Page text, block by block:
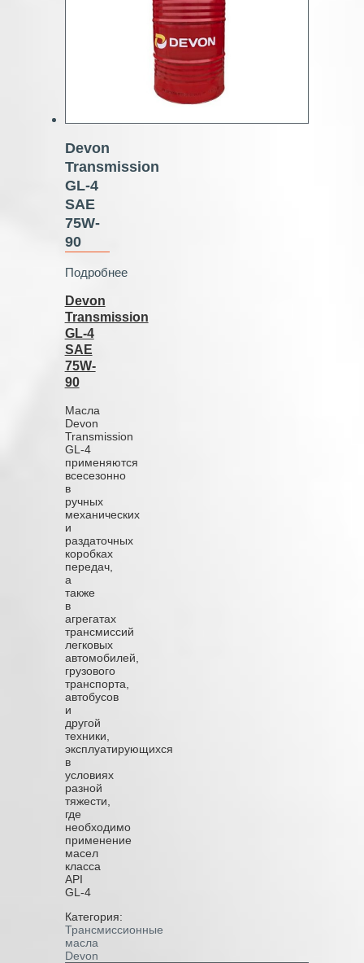
Devon
Transmission
GL-4
SAE
75W-
90
Подробнее
Devon
Transmission
GL-4
SAE
75W-
90
Масла
Devon
Transmission
GL-4
применяются
всесезонно
в
ручных
механических
и
раздаточных
коробках
передач,
а
также
в
агрегатах
трансмиссий
легковых
автомобилей,
грузового
транспорта,
автобусов
и
другой
техники,
эксплуатирующихся
в
условиях
разной
тяжести,
где
необходимо
применение
масел
класса
API
GL-4
Категория:
Трансмиссионные
масла
Devon